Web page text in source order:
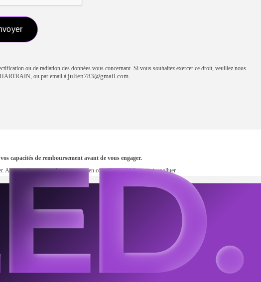
ou de radiation des données vous concernant. Si vous souhaitez exercer ce droit, veuillez nous
ou par email à julien783@gmail.com.
capacités de remboursement avant de vous engager.
Au quotidien, prenez les transports en commun #sedéplacermoinspolluer